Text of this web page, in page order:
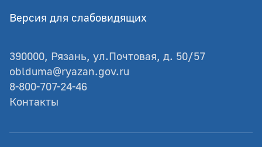
Версия для слабовидящих
390000, Рязань, ул.Почтовая, д. 50/57
oblduma@ryazan.gov.ru
8-800-707-24-46
Контакты